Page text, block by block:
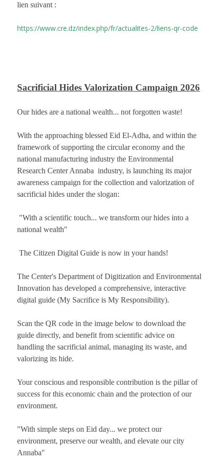
lien suivant :
https://www.cre.dz/index.php/fr/actualites-2/liens-qr-code
Sacrificial Hides Valorization Campaign 2026
Our hides are a national wealth... not forgotten waste!
​With the approaching blessed Eid El-Adha, and within the
framework of supporting the circular economy and the
national manufacturing industry the Environmental
Research Center Annaba industry, is launching its major
awareness campaign for the collection and valorization of
sacrificial hides under the slogan:
​ "With a scientific touch... we transform our hides into a
national wealth"
​ The Citizen Digital Guide is now in your hands!
The Center's Department of Digitization and Environmental
Innovation has developed a comprehensive, interactive
digital guide (My Sacrifice is My Responsibility).
​Scan the QR code in the image below to download the
guide directly, and benefit from scientific advice on
handling the sacrificial animal, managing its waste, and
valorizing its hide.
​Your conscious and responsible contribution is the pillar of
success for this economic chain and the protection of our
environment.
​"With simple steps on Eid day... we protect our
environment, preserve our wealth, and elevate our city
Annaba"